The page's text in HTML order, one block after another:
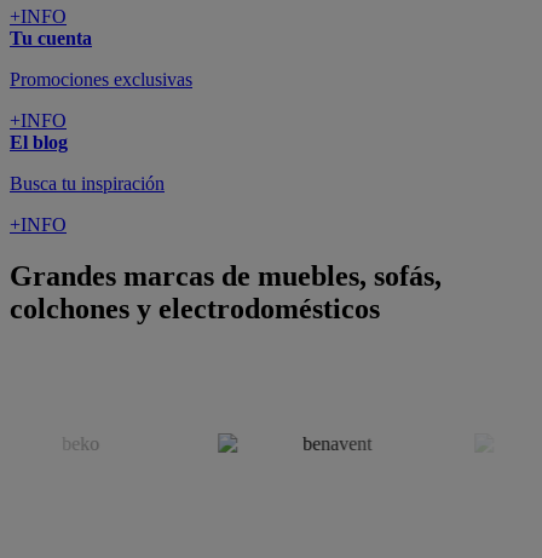
+INFO
Tu cuenta
Promociones exclusivas
+INFO
El blog
Busca tu inspiración
+INFO
Grandes marcas de muebles, sofás,
colchones y electrodomésticos